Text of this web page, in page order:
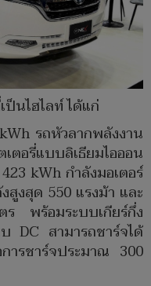
นไฮไลท์ ได้แก่
รถหัวลากพลังงาน
รี่แบบลิเธียมไอออน
kWh กำลังมอเตอร์
สูงสุด 550 แรงม้า และ
พร้อมระบบเกียร์กึ่ง
สามารถชาร์จได้
รชาร์จประมาณ 300